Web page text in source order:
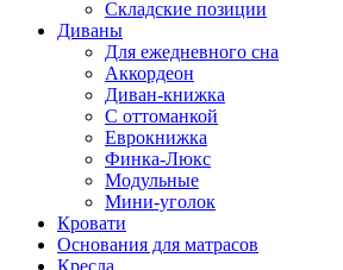
Складские позиции
Диваны
Для ежедневного сна
Аккордеон
Диван-книжка
С оттоманкой
Еврокнижка
Финка-Люкс
Модульные
Мини-уголок
Кровати
Основания для матрасов
Кресла